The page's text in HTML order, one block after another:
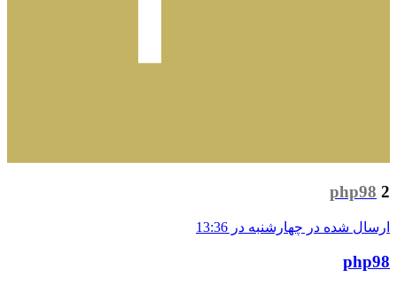
php98 2
ارسال شده در چهارشنبه در 13:36
php98